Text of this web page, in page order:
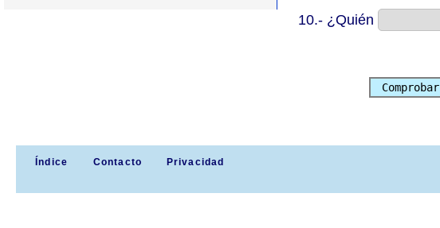
10.- ¿Quién
Comprobar
Índice Contacto Privacidad